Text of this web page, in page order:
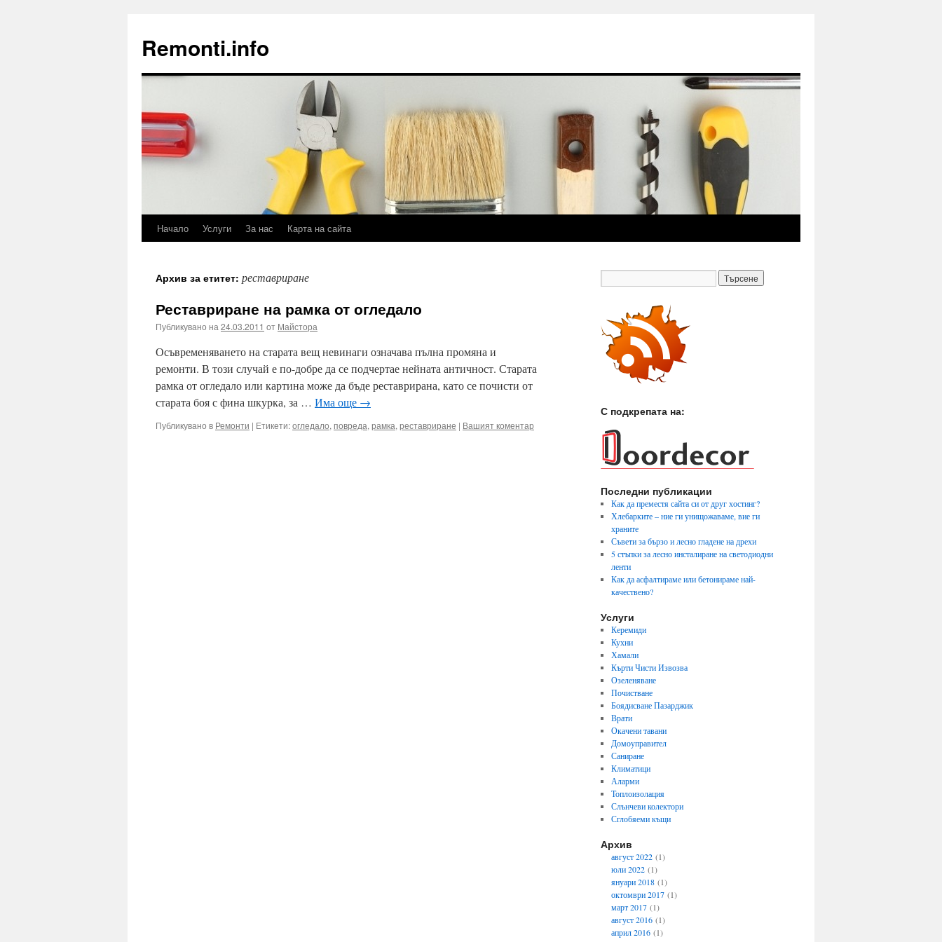
Remonti.info
КъмНачало Услуги За нас Карта на сайта
Архив за етитет: реставриране
Реставриране на рамка от огледало
Публикувано на 24.03.2011 от Майстора
Осъвременяването на старата вещ невинаги означава пълна промяна и
ремонти. В този случай е по-добре да се подчертае нейната античност. Старата
рамка от огледало или картина може да бъде реставрирана, като се почисти от
старата боя с фина шкурка, за … Има още →
Публикувано в Ремонти | Етикети:огледало, повреда, рамка, реставриране | Вашият коментар
С подкрепата на:
Последни публикации
Как да преместя сайта си от друг хостинг?
Хлебарките – ние ги унищожаваме, вие ги
храните
Съвети за бързо и лесно гладене на дрехи
5 стъпки за лесно инсталиране на светодиодни
ленти
Как да асфалтираме или бетонираме най-
качествено?
Услуги
Керемиди
Кухни
Хамали
Кърти Чисти Извозва
Озеленяване
Почистване
Боядисване Пазарджик
Врати
Окачени тавани
Домоуправител
Саниране
Климатици
Аларми
Топлоизолация
Слънчеви колектори
Сглобяеми къщи
Архив
август 2022 (1)
юли 2022 (1)
януари 2018 (1)
октомври 2017 (1)
март 2017 (1)
август 2016 (1)
април 2016 (1)